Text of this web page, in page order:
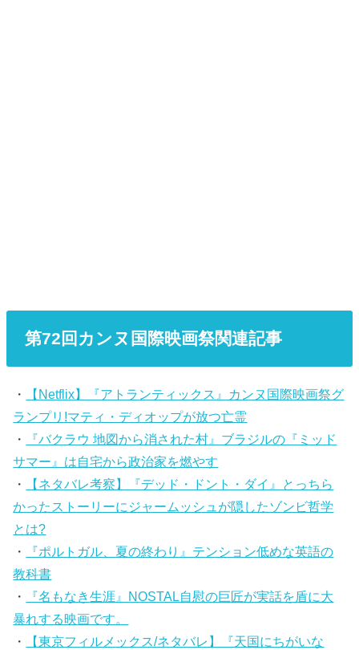
第72回カンヌ国際映画祭関連記事
・
【Netflix】『アトランティックス』カンヌ国際映画祭グ
ランプリ!マティ・ディオップが放つ亡霊
・
『バクラウ 地図から消された村』ブラジルの『ミッド
サマー』は自宅から政治家を燃やす
・
【ネタバレ考察】『デッド・ドント・ダイ』とっちら
かったストーリーにジャームッシュが隠したゾンビ哲学
とは?
・
『ポルトガル、夏の終わり』テンション低めな英語の
教科書
・
『名もなき生涯』NOSTAL自慰の巨匠が実話を盾に大
暴れする映画です。
・
【東京フィルメックス/ネタバレ】『天国にちがいな